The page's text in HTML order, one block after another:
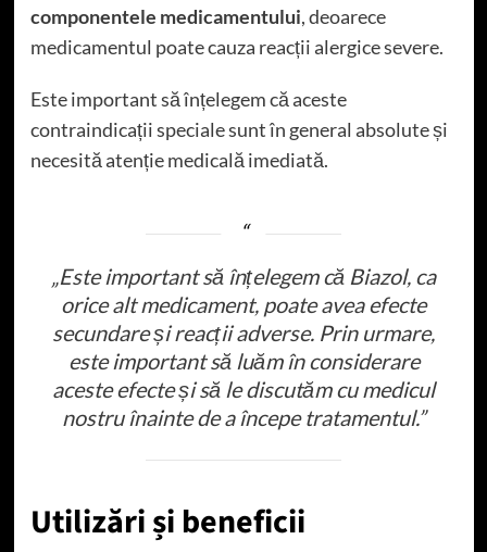
componentele medicamentului, deoarece
medicamentul poate cauza reacții alergice severe.
Este important să înțelegem că aceste
contraindicații speciale sunt în general absolute și
necesită atenție medicală imediată.
„Este important să înțelegem că Biazol, ca
orice alt medicament, poate avea efecte
secundare și reacții adverse. Prin urmare,
este important să luăm în considerare
aceste efecte și să le discutăm cu medicul
nostru înainte de a începe tratamentul.”
Utilizări și beneficii